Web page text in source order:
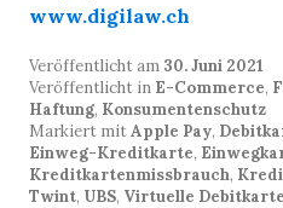
www.digilaw.ch
Veröffentlicht am 30. Juni 2021
Veröffentlicht in E-Commerce,
Haftung, Konsumentenschutz
Markiert mitApple Pay,
Einweg-Kreditkarte,
Kreditkartenmissbrauch,
Twint, UBS, Virtuelle Debitkarte